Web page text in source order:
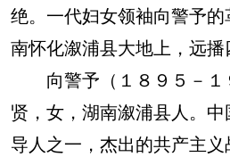
绝。一代妇女领袖向警予
南怀化溆浦县大地上，远播
向警予（１８９５－１
贤，女，湖南溆浦县人。
导人之一，杰出的共产主